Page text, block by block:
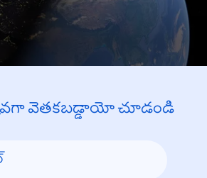
వెతకబడ్డాయో చూడండి